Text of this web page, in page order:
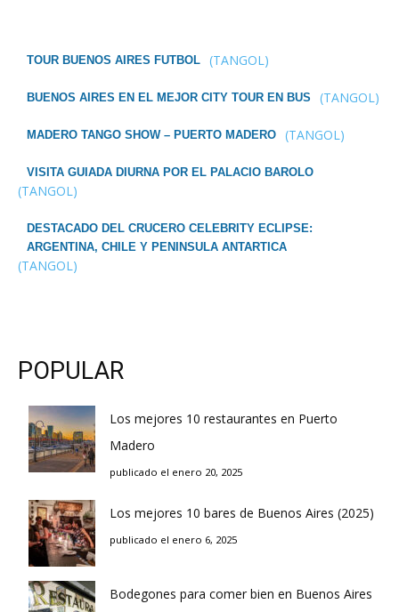
TOUR BUENOS AIRES FUTBOL (TANGOL)
BUENOS AIRES EN EL MEJOR CITY TOUR EN BUS (TANGOL)
MADERO TANGO SHOW – PUERTO MADERO (TANGOL)
VISITA GUIADA DIURNA POR EL PALACIO BAROLO
(TANGOL)
DESTACADO DEL CRUCERO CELEBRITY ECLIPSE:
ARGENTINA, CHILE Y PENINSULA ANTARTICA
(TANGOL)
POPULAR
Los mejores 10 restaurantes en Puerto
Madero
publicado el enero 20, 2025
Los mejores 10 bares de Buenos Aires (2025)
publicado el enero 6, 2025
Bodegones para comer bien en Buenos Aires